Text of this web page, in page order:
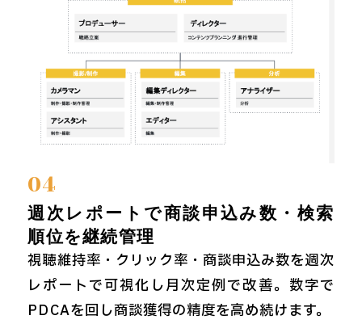
04
週次レポートで商談申込み数・検索
順位を継続管理
視聴維持率・クリック率・商談申込み数を週次
レポートで可視化し月次定例で改善。数字で
PDCAを回し商談獲得の精度を高め続けます。